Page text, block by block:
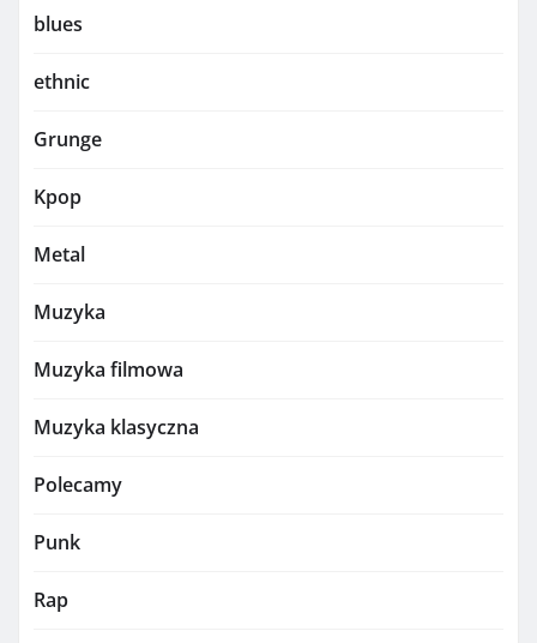
blues
ethnic
Grunge
Kpop
Metal
Muzyka
Muzyka filmowa
Muzyka klasyczna
Polecamy
Punk
Rap